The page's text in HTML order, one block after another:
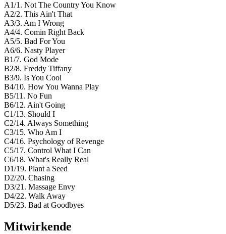
A1/1. Not The Country You Know
A2/2. This Ain't That
A3/3. Am I Wrong
A4/4. Comin Right Back
A5/5. Bad For You
A6/6. Nasty Player
B1/7. God Mode
B2/8. Freddy Tiffany
B3/9. Is You Cool
B4/10. How You Wanna Play
B5/11. No Fun
B6/12. Ain't Going
C1/13. Should I
C2/14. Always Something
C3/15. Who Am I
C4/16. Psychology of Revenge
C5/17. Control What I Can
C6/18. What's Really Real
D1/19. Plant a Seed
D2/20. Chasing
D3/21. Massage Envy
D4/22. Walk Away
D5/23. Bad at Goodbyes
Mitwirkende